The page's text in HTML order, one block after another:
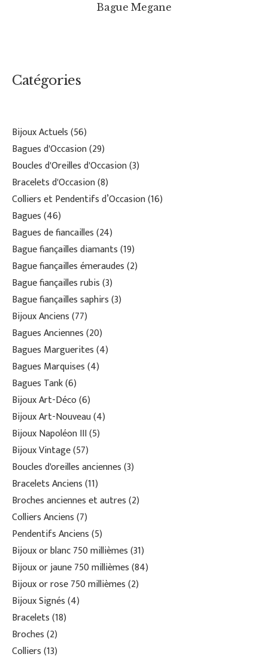
Catégories
Bijoux Actuels 56
Bagues d'Occasion 29
Boucles d'Oreilles d'Occasion 3
Bracelets d'Occasion 8
Colliers et Pendentifs d’Occasion 16
Bagues 46
Bagues de fiancailles 24
Bague fiançailles diamants 19
Bague fiançailles émeraudes 2
Bague fiançailles rubis 3
Bague fiançailles saphirs 3
Bijoux Anciens 77
Bagues Anciennes 20
Bagues Marguerites 4
Bagues Marquises 4
Bagues Tank 6
Bijoux Art-Déco 6
Bijoux Art-Nouveau 4
Bijoux Napoléon III 5
Bijoux Vintage 57
Boucles d'oreilles anciennes 3
Bracelets Anciens 11
Broches anciennes et autres 2
Colliers Anciens 7
Pendentifs Anciens 5
Bijoux or blanc 750 millièmes 31
Bijoux or jaune 750 millièmes 84
Bijoux or rose 750 millièmes 2
Bijoux Signés 4
Bracelets 18
Broches 2
Colliers 13
Bague Megane